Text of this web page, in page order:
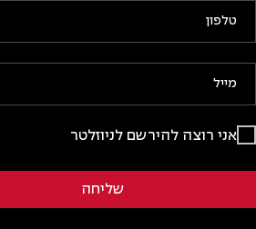
אני רוצה להירשם לניוזלטר